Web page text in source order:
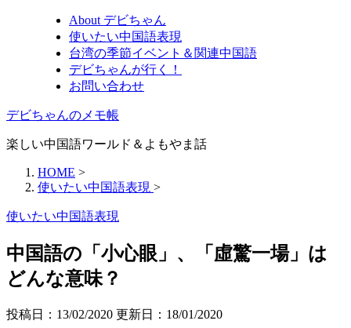
About デビちゃん
使いたい中国語表現
台湾の季節イベント＆関連中国語
デビちゃんが行く！
お問い合わせ
デビちゃんのメモ帳
楽しい中国語ワールド＆よもやま話
HOME >
使いたい中国語表現 >
使いたい中国語表現
中国語の「小心眼」、「虛驚一場」は
どんな意味？
投稿日：13/02/2020 更新日： 18/01/2020